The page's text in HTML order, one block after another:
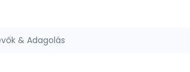
& Adagolás